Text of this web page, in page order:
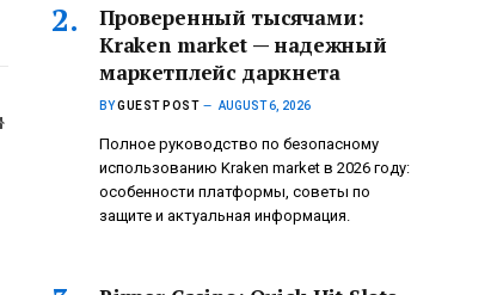
Website
Проверенный тысячами:
Kraken market — надежный
маркетплейс даркнета
BYGUEST POST AUGUST 6, 2026
Полное руководство по безопасному
использованию Kraken market в 2026 году:
особенности платформы, советы по
защите и актуальная информация.